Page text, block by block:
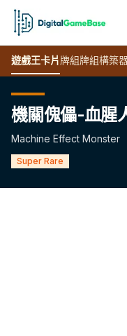
遊戲王卡片牌組牌組構築
機關傀儡-血腥
Machine Effect Monster
Super Rare